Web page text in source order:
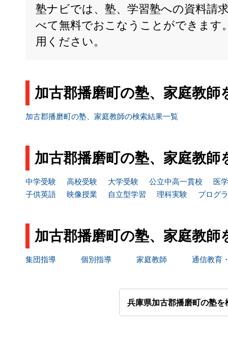
塾ナビでは、塾、学習塾への資料請
べて無料でおこなうことができます
用ください。
加古郡播磨町の塾、家庭教師
加古郡播磨町の塾、家庭教師の検索結果一覧
加古郡播磨町の塾、家庭教師
中学受験 高校受験 大学受験 公立中高一貫校
医
子供英語
映像授業 自立型学習 理科実験 プログ
加古郡播磨町の塾、家庭教師
集団指導 個別指導 家庭教師 通信教育
兵庫県加古郡播磨町の塾を